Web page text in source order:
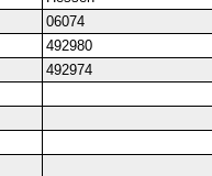
06074
492980
492974